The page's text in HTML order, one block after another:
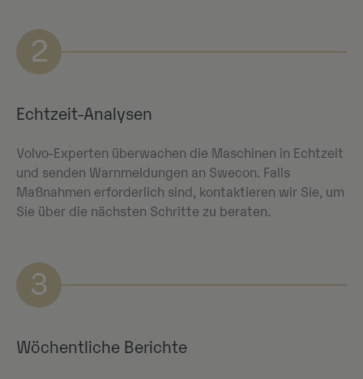
2
Echtzeit-Analysen
Volvo-Experten überwachen die Maschinen in Echtzeit
und senden Warnmeldungen an Swecon. Falls
Maßnahmen erforderlich sind, kontaktieren wir Sie, um
Sie über die nächsten Schritte zu beraten.
3
Wöchentliche Berichte